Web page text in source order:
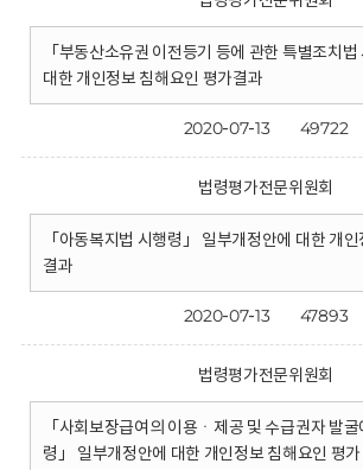
「부동산소유권 이전등기 등에 관한 특별조치
대한 개인정보 침해요인 평가결과
2020-07-13 49722
법령평가전문위원회
「아동복지법 시행령」 일부개정안에 대한 개
결과
2020-07-13 47893
법령평가전문위원회
「사회보장급여의 이용ㆍ제공 및 수급권자 발
령」 일부개정안에 대한 개인정보 침해요인 평